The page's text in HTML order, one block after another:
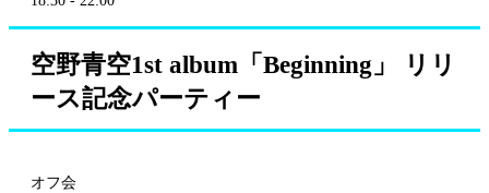
空野青空1st album「Beginning」 リリ
ース記念パーティー
オフ会